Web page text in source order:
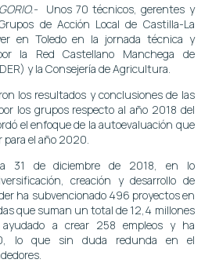
.- Unos 70 técnicos, gerentes y
de Acción Local de Castilla-La
en Toledo en la jornada técnica y
la Red Castellano Manchega de
y la Consejería de Agricultura.
los resultados y conclusiones de las
los grupos respecto al año 2018 del
el enfoque de la autoevaluación que
el año 2020.
31 de diciembre de 2018, en lo
creación y desarrollo de
ha subvencionado 496 proyectos en
que suman un total de 12,4 millones
a crear 258 empleos y ha
lo que sin duda redunda en el